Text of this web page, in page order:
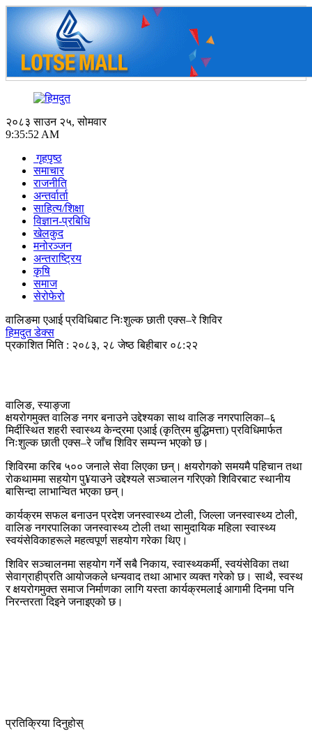
२०८३ साउन २५, सोमवार
9:35:52 AM
गृहपृष्ठ
समाचार
राजनीति
अन्तर्वार्ता
साहित्य/शिक्षा
विज्ञान-प्रबिधि
खेलकुद
मनोरञ्जन
अन्तराष्ट्रिय
कृषि
समाज
सेरोफेरो
वालिङमा एआई प्रविधिबाट निःशुल्क छाती एक्स–रे शिविर
हिमदुत डेक्स
प्रकाशित मिति : २०८३, २८ जेष्ठ बिहीबार ०८:२२
वालिङ, स्याङ्जा
क्षयरोगमुक्त वालिङ नगर बनाउने उद्देश्यका साथ वालिङ नगरपालिका–६
मिर्दीस्थित शहरी स्वास्थ्य केन्द्रमा एआई (कृत्रिम बुद्धिमत्ता) प्रविधिमार्फत
निःशुल्क छाती एक्स–रे जाँच शिविर सम्पन्न भएको छ।
शिविरमा करिब ५०० जनाले सेवा लिएका छन्। क्षयरोगको समयमै पहिचान तथा
रोकथाममा सहयोग पु¥याउने उद्देश्यले सञ्चालन गरिएको शिविरबाट स्थानीय
बासिन्दा लाभान्वित भएका छन्।
कार्यक्रम सफल बनाउन प्रदेश जनस्वास्थ्य टोली, जिल्ला जनस्वास्थ्य टोली,
वालिङ नगरपालिका जनस्वास्थ्य टोली तथा सामुदायिक महिला स्वास्थ्य
स्वयंसेविकाहरूले महत्वपूर्ण सहयोग गरेका थिए।
शिविर सञ्चालनमा सहयोग गर्ने सबै निकाय, स्वास्थ्यकर्मी, स्वयंसेविका तथा
सेवाग्राहीप्रति आयोजकले धन्यवाद तथा आभार व्यक्त गरेको छ। साथै, स्वस्थ
र क्षयरोगमुक्त समाज निर्माणका लागि यस्ता कार्यक्रमलाई आगामी दिनमा पनि
निरन्तरता दिइने जनाइएको छ।
प्रतिक्रिया दिनुहोस्